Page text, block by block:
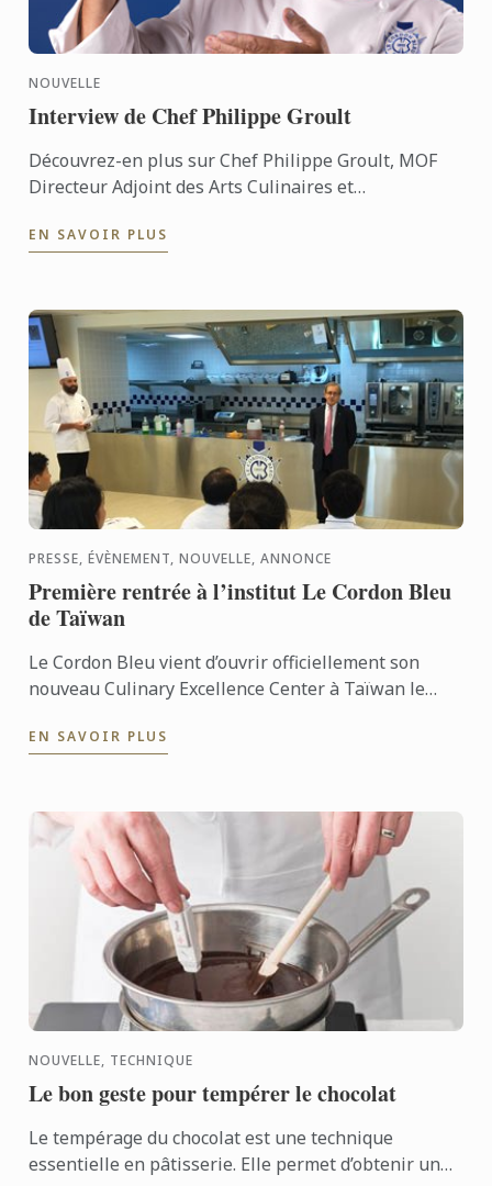
NOUVELLE
Interview de Chef Philippe Groult
Découvrez-en plus sur Chef Philippe Groult, MOF
Directeur Adjoint des Arts Culinaires et
Cordon Bleu Paris à ...
EN SAVOIR PLUS
PRESSE, ÉVÈNEMENT, NOUVELLE, ANNONCE
Première rentrée à l’institut Le Cordon Bleu
de Taïwan
Le Cordon Bleu vient d’ouvrir officiellement son
nouveau Culinary Excellence Center à Taïwan le
commune ...
EN SAVOIR PLUS
NOUVELLE, TECHNIQUE
Le bon geste pour tempérer le chocolat
Le tempérage du chocolat est une technique
essentielle en pâtisserie. Elle permet d’obtenir un